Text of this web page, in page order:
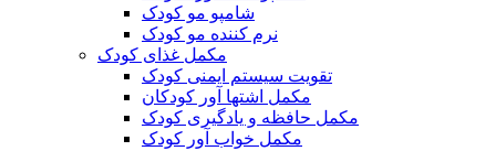
شامپو مو کودک
نرم کننده مو کودک
مکمل غذای کودک
تقویت سیستم ایمنی کودک
مکمل اشتها آور کودکان
مکمل حافظه و یادگیری کودک
مکمل خواب آور کودک